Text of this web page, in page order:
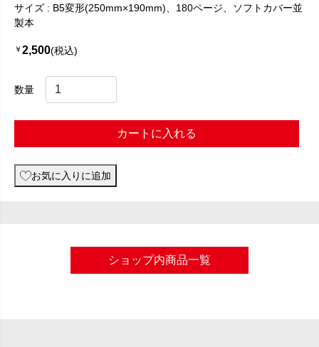
サイズ : B5変形(250mm×190mm)、180ページ、ソフトカバー並
製本
￥2,500(税込)
数量
カートに入れる
お気に入りに追加
ショップ内商品一覧